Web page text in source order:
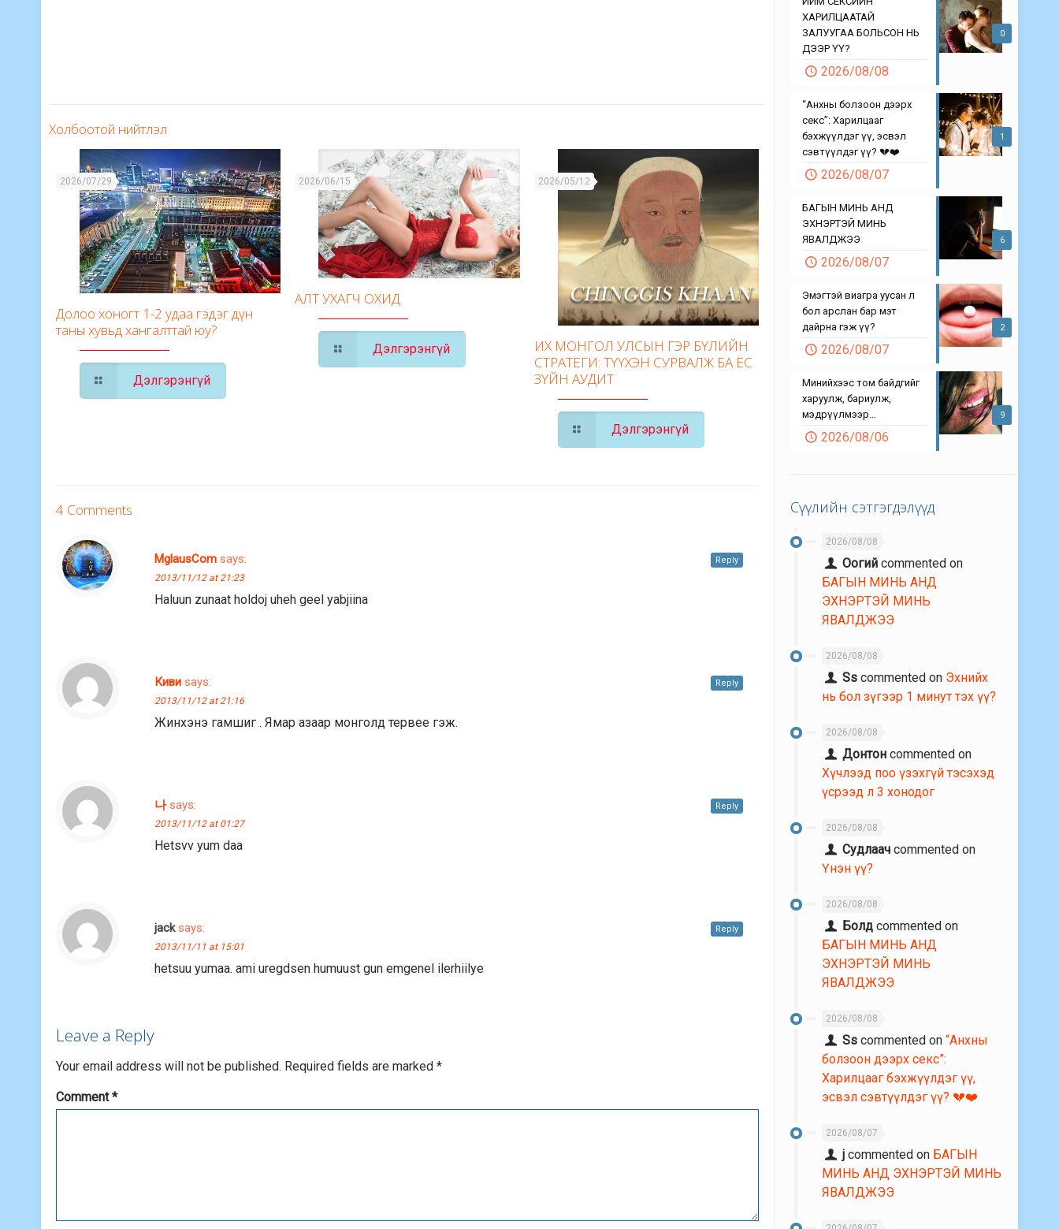
Холбоотой нийтлэл
2026/07/29
Долоо хоногт 1-2 удаа гэдэг дүн
таны хувьд хангалттай юу?
Дэлгэрэнгүй
2026/06/15
АЛТ УХАГЧ ОХИД
Дэлгэрэнгүй
2026/05/12
ИХ МОНГОЛ УЛСЫН ГЭР БҮЛИЙН
СТРАТЕГИ: ТҮҮХЭН СУРВАЛЖ БА ЁС
ЗҮЙН АУДИТ
Дэлгэрэнгүй
4 Comments
MglausCom says:
2013/11/12 at 21:23
Haluun zunaat holdoj uheh geel yabjiina
Reply
Киви says:
2013/11/12 at 21:16
Жинхэнэ гамшиг . Ямар азаар монголд тервее гэж.
Reply
나 says:
2013/11/12 at 01:27
Hetsvv yum daa
Reply
jack says:
2013/11/11 at 15:01
hetsuu yumaa. ami uregdsen humuust gun emgenel ilerhiilye
Reply
Leave a Reply
Your email address will not be published. Required fields are marked*
Comment*
0
ХАРИЛЦААТАЙ
ЗАЛУУГАА БОЛЬСОН НЬ
ДЭЭР ҮҮ?
2026/08/08
1
“Анхны болзоон дээрх
секс”: Харилцааг
бэхжүүлдэг үү, эсвэл
сэвтүүлдэг үү? 💔❤️
2026/08/07
6
БАГЫН МИНЬ АНД
ЭХНЭРТЭЙ МИНЬ
ЯВАЛДЖЭЭ
2026/08/07
2
Эмэгтэй виагра уусан л
бол арслан бар мэт
дайрна гэж үү?
2026/08/07
9
Минийхээс том байдгийг
харуулж, бариулж,
мэдрүүлмээр…
2026/08/06
Сүүлийн сэтгэгдэлүүд
2026/08/08
Оогий commented on
БАГЫН МИНЬ АНД
ЭХНЭРТЭЙ МИНЬ
ЯВАЛДЖЭЭ
2026/08/08
Ss commented on Эхнийх
нь бол зүгээр 1 минут тэх үү?
2026/08/08
Донтон commented on
Хүчлээд поо үзэхгүй тэсэхэд
үсрээд л 3 хонодог
2026/08/08
Судлаач commented on
Үнэн үү?
2026/08/08
Болд commented on
БАГЫН МИНЬ АНД
ЭХНЭРТЭЙ МИНЬ
ЯВАЛДЖЭЭ
2026/08/08
Ss commented on“Анхны
болзоон дээрх секс”:
Харилцааг бэхжүүлдэг үү,
эсвэл сэвтүүлдэг үү? 💔❤️
2026/08/07
j commented on БАГЫН
МИНЬ АНД ЭХНЭРТЭЙ МИНЬ
ЯВАЛДЖЭЭ